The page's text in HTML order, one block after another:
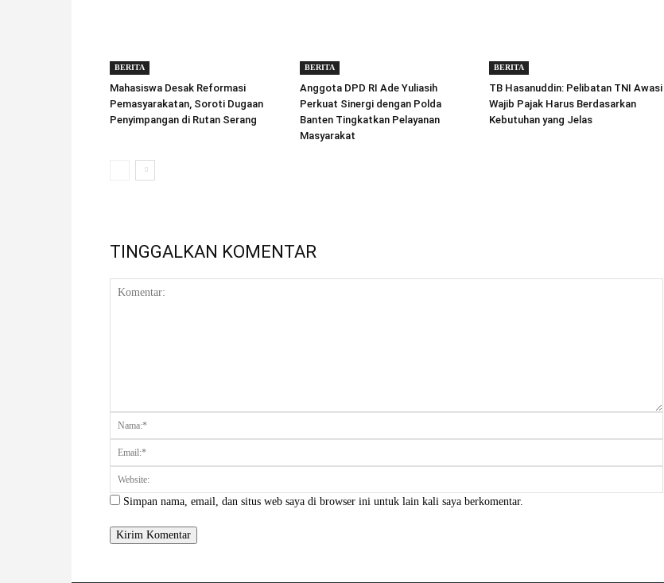
BERITA
Mahasiswa Desak Reformasi
Pemasyarakatan, Soroti Dugaan
Penyimpangan di Rutan Serang
BERITA
Anggota DPD RI Ade Yuliasih
Perkuat Sinergi dengan Polda
Banten Tingkatkan Pelayanan
Masyarakat
BERITA
TB Hasanuddin: Pelibatan TNI Awasi
Wajib Pajak Harus Berdasarkan
Kebutuhan yang Jelas
TINGGALKAN KOMENTAR
Komentar:
Simpan nama, email, dan situs web saya di browser ini untuk lain kali saya berkomentar.